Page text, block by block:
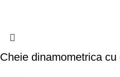
Cheie dinamometrica